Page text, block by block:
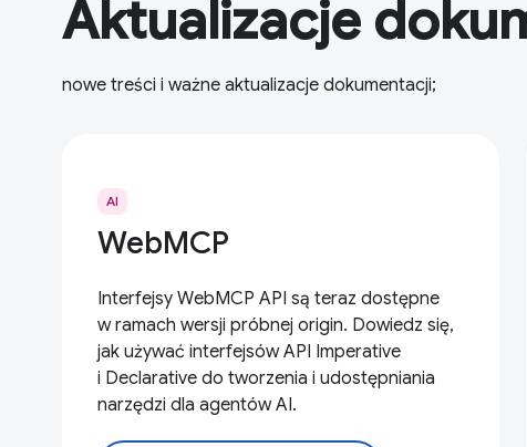
Aktualizacje
nowe treści i ważne aktualizacje dokumentacji;
AI
WebMCP
Interfejsy WebMCP API są teraz dostępne
w ramach wersji próbnej origin. Dowiedz się,
jak używać interfejsów API Imperative
i Declarative do tworzenia i udostępniania
narzędzi dla agentów AI.